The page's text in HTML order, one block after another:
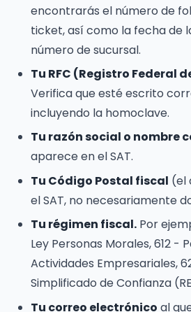
encontrarás el número de
ticket, así como la fecha de
número de sucursal.
Tu RFC (Registro Federal
Verifica que esté escrito
incluyendo la homoclave.
Tu razón social o nombre
aparece en el SAT.
Tu Código Postal fiscal (el
el SAT, no necesariamente
Tu régimen fiscal. Por
Ley Personas Morales, 612 -
Actividades Empresariales,
Simplificado de Confianza
Tu correo electrónico al